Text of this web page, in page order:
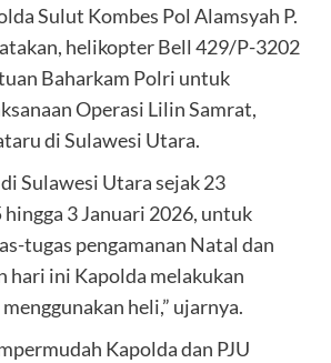
Sulut Kombes Pol Alamsyah P.
helikopter Bell 429/P-3202
Baharkam Polri untuk
Operasi Lilin Samrat,
di Sulawesi Utara.
Sulawesi Utara sejak 23
3 Januari 2026, untuk
tugas pengamanan Natal dan
hari ini Kapolda melakukan
heli,” ujarnya.
Kapolda dan PJU